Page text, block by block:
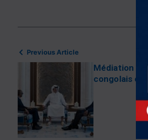
Previous Article
Médiation
congolais et